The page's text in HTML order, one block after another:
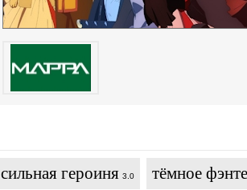
сильная героиня 3.0
тёмное